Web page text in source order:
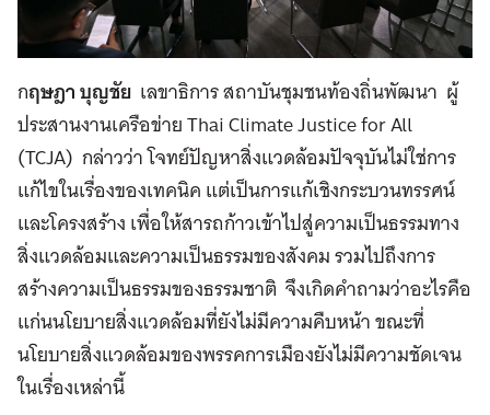
กฤษฎา บุญชัย เลขาธิการ สถาบันชุมชนท้องถิ่นพัฒนา ผู้
ประสานงานเครือข่าย Thai Climate Justice for All
(TCJA) กล่าวว่า โจทย์ปัญหาสิ่งแวดล้อมปัจจุบันไม่ใช่การ
แก้ไขในเรื่องของเทคนิค แต่เป็นการแก้เชิงกระบวนทรรศน์
และโครงสร้าง เพื่อให้สารถก้าวเข้าไปสู่ความเป็นธรรมทาง
สิ่งแวดล้อมและความเป็นธรรมของสังคม รวมไปถึงการ
สร้างความเป็นธรรมของธรรมชาติ จึงเกิดคำถามว่าอะไรคือ
แก่นนโยบายสิ่งแวดล้อมที่ยังไม่มีความคืบหน้า ขณะที่
นโยบายสิ่งแวดล้อมของพรรคการเมืองยังไม่มีความชัดเจน
ในเรื่องเหล่านี้